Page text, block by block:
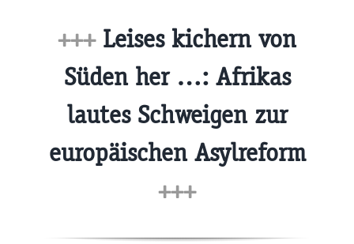
+++Leises kichern von
Süden her …: Afrikas
lautes Schweigen zur
europäischen Asylreform
+++